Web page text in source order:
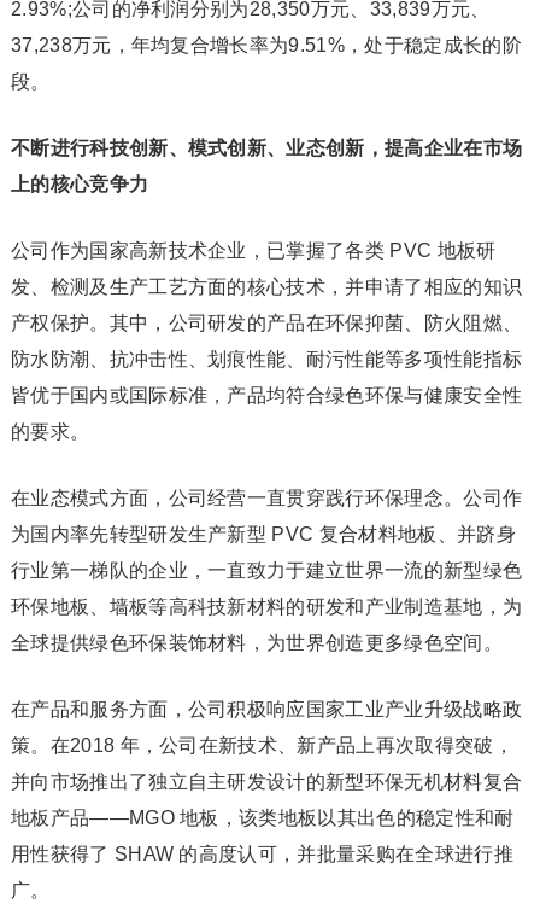
2.93%;公司的净利润分别为28,350万元、33,839万元、
37,238万元，年均复合增长率为9.51%，处于稳定成长的阶
段。
不断进行科技创新、模式创新、业态创新，提高企业在市场
上的核心竞争力
公司作为国家高新技术企业，已掌握了各类 PVC 地板研
发、检测及生产工艺方面的核心技术，并申请了相应的知识
产权保护。其中，公司研发的产品在环保抑菌、防火阻燃、
防水防潮、抗冲击性、划痕性能、耐污性能等多项性能指标
皆优于国内或国际标准，产品均符合绿色环保与健康安全性
的要求。
在业态模式方面，公司经营一直贯穿践行环保理念。公司作
为国内率先转型研发生产新型 PVC 复合材料地板、并跻身
行业第一梯队的企业，一直致力于建立世界一流的新型绿色
环保地板、墙板等高科技新材料的研发和产业制造基地，为
全球提供绿色环保装饰材料，为世界创造更多绿色空间。
在产品和服务方面，公司积极响应国家工业产业升级战略政
策。在2018 年，公司在新技术、新产品上再次取得突破，
并向市场推出了独立自主研发设计的新型环保无机材料复合
地板产品——MGO 地板，该类地板以其出色的稳定性和耐
用性获得了 SHAW 的高度认可，并批量采购在全球进行推
广。